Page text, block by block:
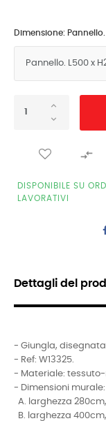
Dimensione:

DISPONIBILE SU
LAVORATIVI
Dettagli del
- Giungla, disegnata
- Ref: W13325.
- Materiale:
- Dimensioni murale:
A. larghezza
B. larghezza